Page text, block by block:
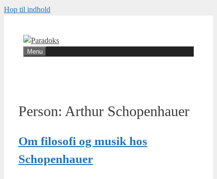
Hop til indhold
Menu
Person: Arthur Schopenhauer
Om filosofi og musik hos
Schopenhauer